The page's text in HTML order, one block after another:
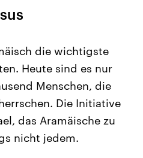
aus
Aktuelle Beiträge,
Hintergründe
Wirtschaftlich und
gehören die Vereinigten
den mächtigsten Ländern
die wichtigste
Heute sind es nur
Menschen, die
Die Initiative
das Aramäische zu
nicht jedem.